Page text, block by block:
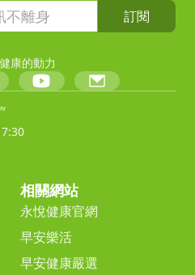
訂閱
康的動力
相關網站
永悅健康官網
早安樂活
早安健康嚴選